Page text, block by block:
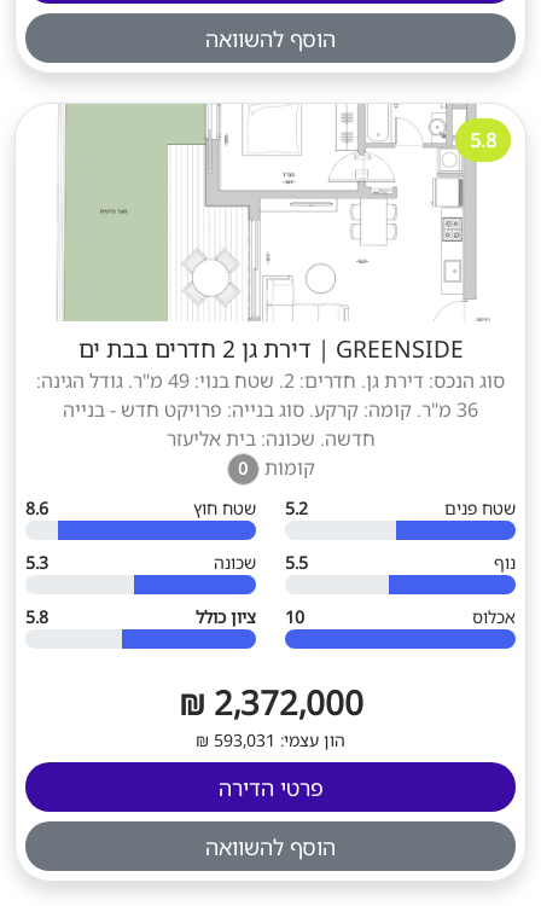
הוסף להשוואה
5.8
GREENSIDE
| דירת גן 2 חדרים בבת ים
סוג הנכס: דירת גן. חדרים: 2. שטח בנוי: 49 מ"ר. גודל הגינה:
36 מ"ר. קומה: קרקע. סוג בנייה: פרויקט חדש - בנייה
חדשה. שכונה: בית אליעזר
קומות
0
שטח פנים
5.2 שטח חוץ 8.6
נוף 5.5 שכונה 5.3
אכלוס 10 ציון כולל 5.8
2,372,000 ₪
הון עצמי: 593,031 ₪
פרטי הדירה
הוסף להשוואה